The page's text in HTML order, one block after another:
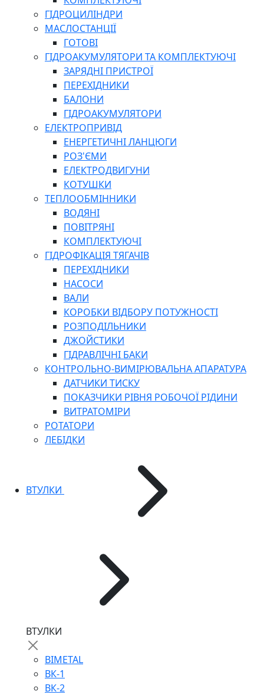
ГІДРОЦИЛІНДРИ
МАСЛОСТАНЦІЇ
ГОТОВІ
ГІДРОАКУМУЛЯТОРИ ТА КОМПЛЕКТУЮЧІ
ЗАРЯДНІ ПРИСТРОЇ
ПЕРЕХІДНИКИ
БАЛОНИ
ГІДРОАКУМУЛЯТОРИ
ЕЛЕКТРОПРИВІД
ЕНЕРГЕТИЧНІ ЛАНЦЮГИ
РОЗ'ЄМИ
ЕЛЕКТРОДВИГУНИ
КОТУШКИ
ТЕПЛООБМІННИКИ
ВОДЯНІ
ПОВІТРЯНІ
КОМПЛЕКТУЮЧІ
ГІДРОФІКАЦІЯ ТЯГАЧІВ
ПЕРЕХІДНИКИ
НАСОСИ
ВАЛИ
КОРОБКИ ВІДБОРУ ПОТУЖНОСТІ
РОЗПОДІЛЬНИКИ
ДЖОЙСТИКИ
ГІДРАВЛІЧНІ БАКИ
КОНТРОЛЬНО-ВИМІРЮВАЛЬНА АПАРАТУРА
ДАТЧИКИ ТИСКУ
ПОКАЗЧИКИ РІВНЯ РОБОЧОЇ РІДИНИ
ВИТРАТОМІРИ
РОТАТОРИ
ЛЕБІДКИ
ВТУЛКИ
ВТУЛКИ
BIMETAL
ВК-1
ВК-2